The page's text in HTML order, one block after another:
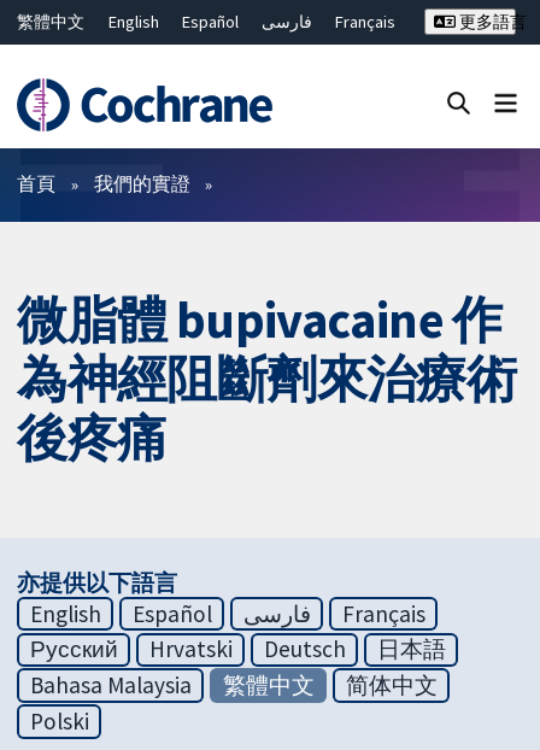
繁體中文 English Español فارسی
Français
ไทย
简体中文
更多語言
篩選條件
首頁 我們的實證
微脂體 bupivacaine 作
為神經阻斷劑來治療術
後疼痛
亦提供以下語言
English
Español فارسی
Français
Русский
Hrvatski Deutsch
日本語
Bahasa Malaysia
繁體中文
简体中文
Polski